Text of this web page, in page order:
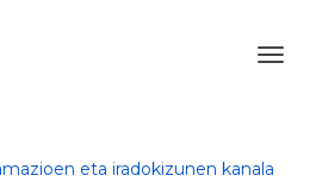
eta iradokizunen kanala